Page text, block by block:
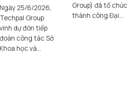
Ngày 25/6/2026,
Techpal Group
vinh dự đón tiếp
đoàn công tác Sở
Khoa học và...
Group) đã tổ chức
thành công Đại...